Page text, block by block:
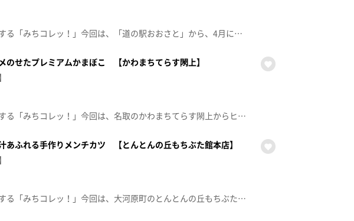
産地直送のおすすめ商品を紹介する「みちコレッ！」今回は、「道の駅おおさと」から、4月にオープン！3日間で1,000個売れた絶品ジェラートが登場です！【放送日：2026年5月12日】【放送局：東日本放送】
のせたプレミアムかまぼこ 【かわまちてらす閖上】
産地直送のおすすめ商品を紹介する「みちコレッ！」今回は、名取のかわまちてらす閖上からヒラメを載せた贅沢な「かまぼこ」が登場！職人が手作業で作る、うま味たっぷりな味わいの商品です。【放送日：2026年5月5日】【放送局：東日本放送】
あふれる手作りメンチカツ 【とんとんの丘もちぶた館本店】
産地直送のおすすめ商品を紹介する「みちコレッ！」今回は、大河原町のとんとんの丘もちぶた館本店から地元で育てたブランド豚のメンチカツを紹介します。【放送日：2026年4月28日】【放送局：東日本放送】